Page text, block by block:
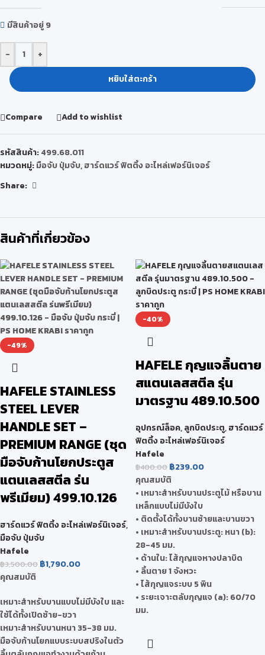
มีสินค้าอยู่ 9
-
+
หยิบใส่ตะกร้า
Compare Add to wishlist
รหัสสินค้า:499.68.011
หมวดหมู่:มือจับ ปุ่มจับ,ฮาร์ดแวร์ ฟิตติ้ง อะไหล่เฟอร์นิเจอร์
Share:
สินค้าที่เกี่ยวข้อง
-49%
HAFELE STAINLESS
STEEL LEVER
HANDLE SET –
PREMIUM RANGE (ชุด
มือจับก้านโยกประตูส
แตนเลสสตีล ร่น
พรีเมียม) 499.10.126
ฮาร์ดแวร์ ฟิตติ้ง อะไหล่เฟอร์นิเจอร์,
มือจับ ปุ่มจับ
Hafele
฿3,500.00 ฿1,790.00
คุณสมบัติ
เหมาะสำหรับบานแบบไม่มีบังใบ และ
ใช้ได้ทั้งเปิดซ้าย-ขวา
เหมาะสำหรับบานหนา 35-38 มม.
มือจับก้านโยกแบบระบบสปริงในตัว
-40%
HAFELE กุญแจลิ้นตาย
สแตนเลสสตีล รุ่น
มาตรฐาน 489.10.500
อุปกรณ์ล็อค,ลูกบิดประตู,ฮาร์ดแวร์
ฟิตติ้ง อะไหล่เฟอร์นิเจอร์
Hafele
฿400.00 ฿239.00
คุณสมบัติ
• เหมาะสำหรับบานประตูไม้ หรือบาน
เหล็กแบบไม่มีบังใบ
• ติดตั้งได้ทั้งบานซ้ายและบานขวา
• เหมาะสำหรับบานประตู: หนา (b):
28-45 มม.
• ด้านใน: ไส้กุญแจหางปลาบิด
• ลิ้นตาย 1 จังหวะ
• ไส้กุญแจระบบ 5 พิน
• ระยะเจาะตลับกุญแจ (a): 60/70
มม.